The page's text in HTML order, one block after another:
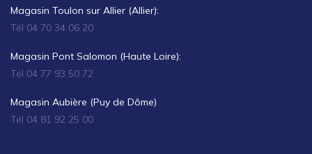
Magasin Toulon sur Allier (Allier):
Tél 04 70 34 06 20
Magasin Pont Salomon (Haute Loire):
Tél 04 77 93 50 72
Magasin Aubière (Puy de Dôme)
Tél 04 81 92 25 00